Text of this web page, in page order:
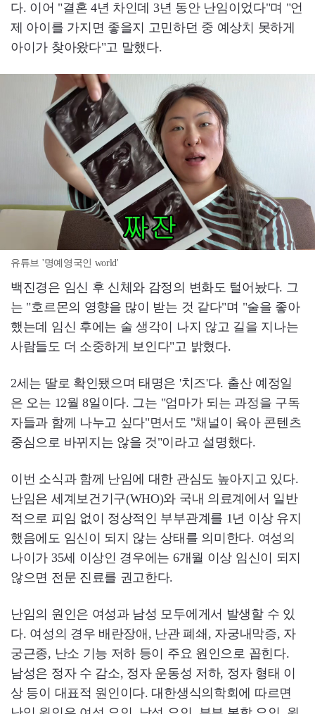
다. 이어 "결혼 4년 차인데 3년 동안 난임이었다"며 "언
제 아이를 가지면 좋을지 고민하던 중 예상치 못하게
아이가 찾아왔다"고 말했다.
유튜브 '명예영국인 world'
백진경은 임신 후 신체와 감정의 변화도 털어놨다. 그
는 "호르몬의 영향을 많이 받는 것 같다"며 "술을 좋아
했는데 임신 후에는 술 생각이 나지 않고 길을 지나는
사람들도 더 소중하게 보인다"고 밝혔다.
2세는 딸로 확인됐으며 태명은 '치즈'다. 출산 예정일
은 오는 12월 8일이다. 그는 "엄마가 되는 과정을 구독
자들과 함께 나누고 싶다"면서도 "채널이 육아 콘텐츠
중심으로 바뀌지는 않을 것"이라고 설명했다.
이번 소식과 함께 난임에 대한 관심도 높아지고 있다.
난임은 세계보건기구(WHO)와 국내 의료계에서 일반
적으로 피임 없이 정상적인 부부관계를 1년 이상 유지
했음에도 임신이 되지 않는 상태를 의미한다. 여성의
나이가 35세 이상인 경우에는 6개월 이상 임신이 되지
않으면 전문 진료를 권고한다.
난임의 원인은 여성과 남성 모두에게서 발생할 수 있
다. 여성의 경우 배란장애, 난관 폐쇄, 자궁내막증, 자
궁근종, 난소 기능 저하 등이 주요 원인으로 꼽힌다.
남성은 정자 수 감소, 정자 운동성 저하, 정자 형태 이
상 등이 대표적 원인이다. 대한생식의학회에 따르면